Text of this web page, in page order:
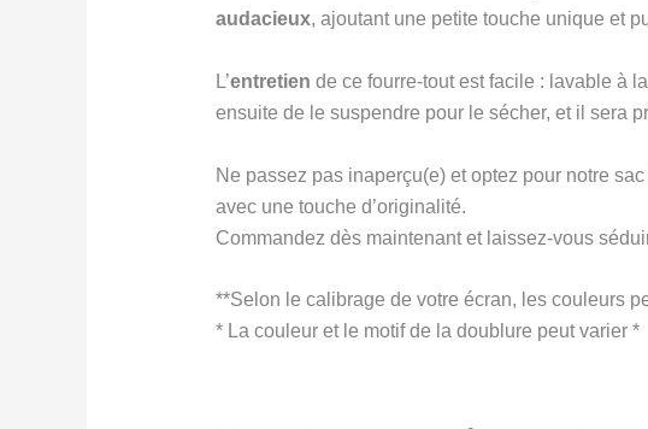
audacieux, ajoutant une petite touche unique et
L’entretien de ce fourre-tout est facile : lavable à
ensuite de le suspendre pour le sécher, et il sera
Ne passez pas inaperçu(e) et optez pour notre
avec une touche d’originalité.
Commandez dès maintenant et laissez-vous
**Selon le calibrage de votre écran, les couleurs
* La couleur et le motif de la doublure peut varier *